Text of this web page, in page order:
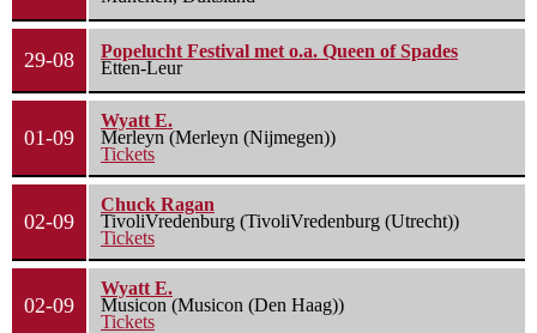
29-08
Popelucht Festival met o.a. Queen of Spades
Etten-Leur
01-09
Wyatt E.
Merleyn (Merleyn (Nijmegen))
Tickets
02-09
Chuck Ragan
TivoliVredenburg (TivoliVredenburg (Utrecht))
Tickets
02-09
Wyatt E.
Musicon (Musicon (Den Haag))
Tickets